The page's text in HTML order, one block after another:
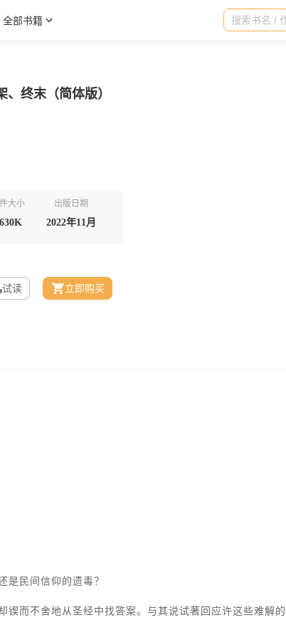
全部书籍
终末（简体版）
大小 出版日期
2022年11月
试读 立即购买
是民间信仰的遗毒？
而不舍地从圣经中找答案。与其说试著回应许这些难解